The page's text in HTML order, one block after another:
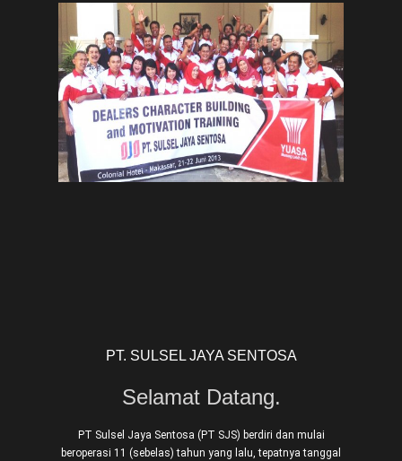
PT. SULSEL JAYA SENTOSA
Selamat Datang.
PT Sulsel Jaya Sentosa (PT SJS) berdiri dan mulai
beroperasi 11 (sebelas) tahun yang lalu, tepatnya tanggal